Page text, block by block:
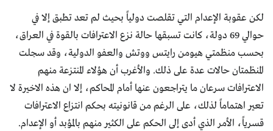
لكن عقوبة الإعدام التي تقلصت دولياً بحيث لم تعد تطبق إلا في
حوالي 69 دولة، كانت تسبقها حالة نزع الاعترافات بالقوة في العراق،
بحسب منظمتي هيومن رايتس ووتش والعفو الدولية، وقد سجلت
المنظمتان حالات عدة على ذلك. والأغرب أن هؤلاء المنتزعة منهم
الاعترافات سرعان ما يتراجعون عنها أمام المحاكم، إلا ان هذه الاخيرة لا
تعير اهتماماً لذلك، على الرغم من قانونيته بحكم انتزاع الاعترافات
قسرياً، الأمر الذي أدى إلى الحكم على الكثير منهم بالمؤبد أو الإعدام.